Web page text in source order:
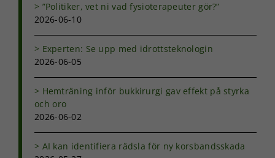
”Politiker, vet ni vad fysioterapeuter gör?”
2026-06-10
Experten: Se upp med idrottsteknologin
2026-06-05
Hemträning inför bukkirurgi gav effekt på styrka
och oro
2026-06-02
AI kan identifiera rädsla för ny korsbandsskada